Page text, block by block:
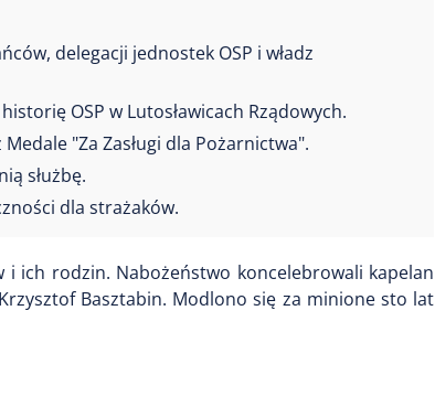
delegacji jednostek OSP i władz
OSP w Lutosławicach Rządowych.
"Za Zasługi dla Pożarnictwa".
służbę.
dla strażaków.
i ich rodzin. Nabożeństwo koncelebrowali kapelan
Basztabin. Modlono się za minione sto lat